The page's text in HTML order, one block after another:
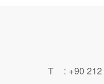
T : +90 212